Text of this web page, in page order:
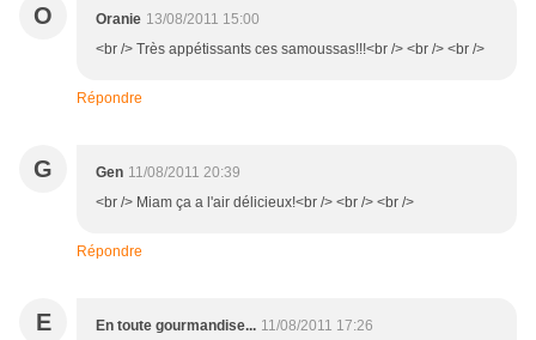
O Oranie 13/08/2011 15:00
<br /> Très appétissants ces samoussas!!!<br /> <br /> <br />
Répondre
G Gen 11/08/2011 20:39
<br /> Miam ça a l'air délicieux!<br /> <br /> <br />
Répondre
E En toute gourmandise... 11/08/2011 17:26